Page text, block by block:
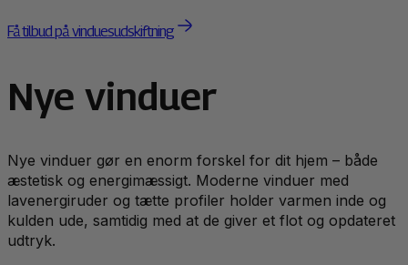
Få tilbud på vinduesudskiftning
Nye vinduer
Nye vinduer gør en enorm forskel for dit hjem – både
æstetisk og energimæssigt. Moderne vinduer med
lavenergiruder og tætte profiler holder varmen inde og
kulden ude, samtidig med at de giver et flot og opdateret
udtryk.